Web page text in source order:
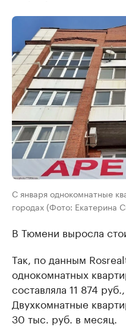
С января однокомнатные
городах (Фото: Екатерина
В Тюмени выросла
Так, по данным
однокомнатных
составляла 11 874
Двухкомнатные
30 тыс. руб. в месяц.